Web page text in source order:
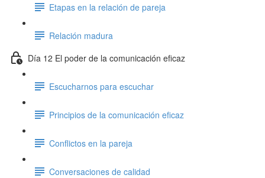
Etapas en la relación de pareja
Relación madura
Día 12 El poder de la comunicación eficaz
Escucharnos para escuchar
Principios de la comunicación eficaz
Conflictos en la pareja
Conversaciones de calidad